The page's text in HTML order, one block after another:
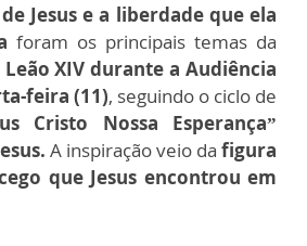
Jesus e a liberdade que ela
foram os principais temas da
Leão XIV durante a Audiência
feira (11), seguindo o ciclo de
Cristo Nossa Esperança”
A inspiração veio da figura
que Jesus encontrou em